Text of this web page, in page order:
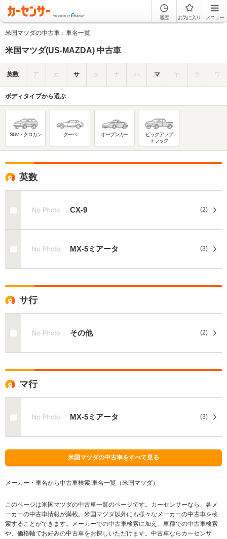
履歴 お気に入り メニュー
米国マツダの中古車：車名一覧
米国マツダ(US-MAZDA) 中古車
英数 ア カ サ タ ナ ハ マ ヤ ラ ワ
ボディタイプから選ぶ
SUV・クロカン クーペ オープンカー
ピックアップ
トラック
英数
CX-9 (2)
MX-5ミアータ (3)
サ行
その他 (2)
マ行
MX-5ミアータ (3)
米国マツダの中古車をすべて見る
メーカー・車名から中古車検索:車名一覧（米国マツダ）
このページは米国マツダの中古車一覧のページです。カーセンサーなら、各メ
ーカーの中古車情報が満載。米国マツダ以外にも様々なメーカーの中古車を検
索することができます。メーカーでの中古車検索に加え、車種での中古車検索
や、価格軸でお好みの中古車をお探しいただけます。中古車ならカーセンサ